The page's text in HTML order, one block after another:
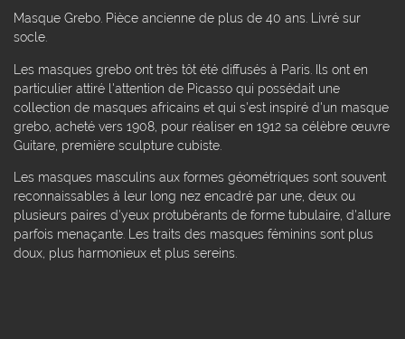
Masque Grebo. Pièce ancienne de plus de 40 ans. Livré sur
socle.
Les masques grebo ont très tôt été diffusés à Paris. Ils ont en
particulier attiré l'attention de Picasso qui possédait une
collection de masques africains et qui s'est inspiré d'un masque
grebo, acheté vers 1908, pour réaliser en 1912 sa célèbre œuvre
Guitare, première sculpture cubiste.
Les masques masculins aux formes géométriques sont souvent
reconnaissables à leur long nez encadré par une, deux ou
plusieurs paires d'yeux protubérants de forme tubulaire, d'allure
parfois menaçante. Les traits des masques féminins sont plus
doux, plus harmonieux et plus sereins.